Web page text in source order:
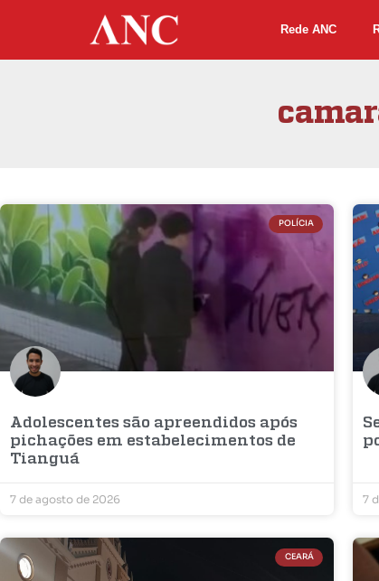
Rede ANC
POLÍCIA
Adolescentes são apreendidos após
pichações em estabelecimentos de
Tianguá
7 de agosto de 2026 7
CEARÁ